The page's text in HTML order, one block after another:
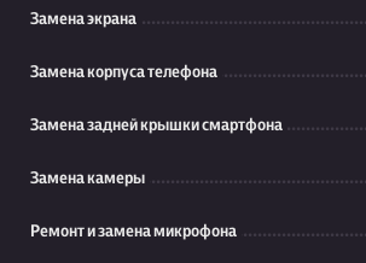
Замена экрана
Замена корпуса телефона
Замена задней крышки смартфона
Замена камеры
Ремонт и замена микрофона